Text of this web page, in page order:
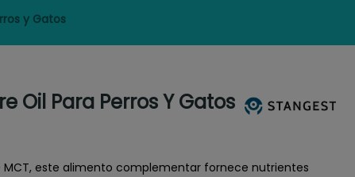
y Gatos
Oil Para Perros Y Gatos
este alimento complementar fornece nutrientes